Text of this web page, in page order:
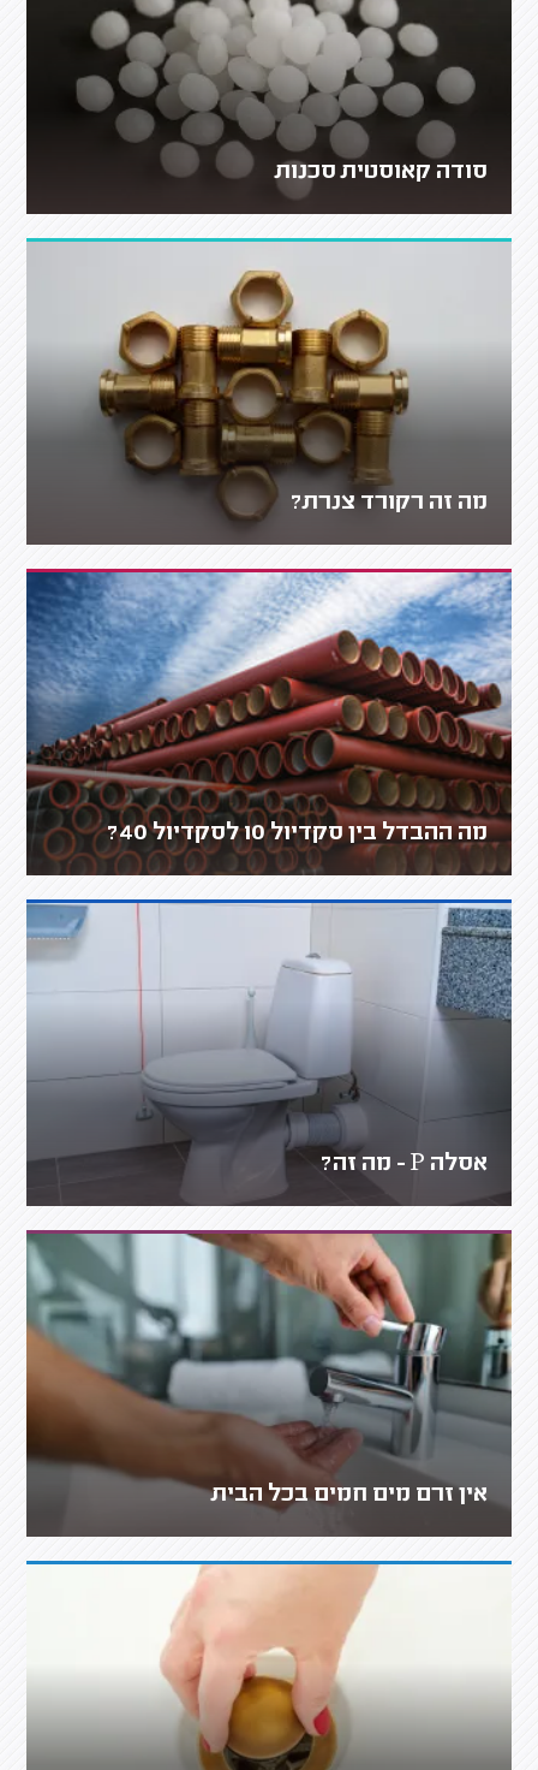
סודה קאוסטית סכנות
מה זה רקורד צנרת?
מה ההבדל בין סקדיול 10 לסקדיול 40?
אסלה P - מה זה?
אין זרם מים חמים בכל הבית